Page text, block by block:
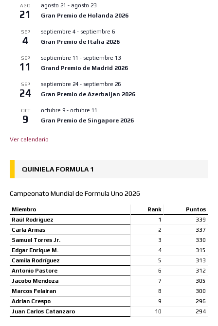
AGO
21
agosto 21 - agosto 23
Gran Premio de Holanda 2026
SEP
4
septiembre 4 - septiembre 6
Gran Premio de Italia 2026
SEP
11
septiembre 11 - septiembre 13
Grand Premio de Madrid 2026
SEP
24
septiembre 24 - septiembre 26
Gran Premio de Azerbaijan 2026
OCT
9
octubre 9 - octubre 11
Gran Premio de Singapore 2026
Ver calendario
QUINIELA FORMULA 1
Campeonato Mundial de Formula Uno 2026
Miembro Rank
Puntos
Raúl Rodriguez
1
339
Carla Armas
2
337
Samuel Torres Jr.
3
330
Edgar Enrique M.
4
315
Camila Rodríguez
5
313
Antonio Pastore
6
312
Jacobo Mendoza
7
305
Marcos Felairan
8
300
Adrian Crespo
9
296
Juan Carlos Catanzaro
10 294